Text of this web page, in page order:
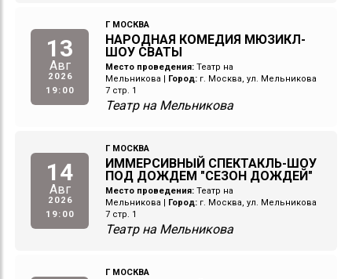
13
Авг
2026
19:00
Г МОСКВА
НАРОДНАЯ КОМЕДИЯ МЮЗИКЛ-
ШОУ СВАТЫ
Место проведения: Театр на
Мельникова
Город: г. Москва, ул. Мельникова
7 стр. 1
Театр на Мельникова
14
Авг
2026
19:00
Г МОСКВА
ИММЕРСИВНЫЙ СПЕКТАКЛЬ-ШОУ
ПОД ДОЖДЕМ "СЕЗОН ДОЖДЕЙ"
Место проведения: Театр на
Мельникова
Город: г. Москва, ул. Мельникова
7 стр. 1
Театр на Мельникова
Г МОСКВА